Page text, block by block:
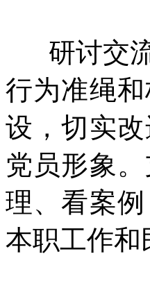
研讨交流
行为准绳
设，切实
党员形象
理、看案
本职工作和